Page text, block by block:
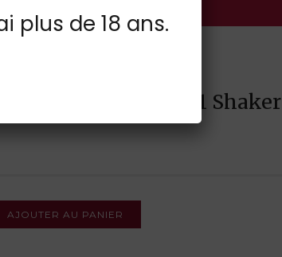
14.9° 50cl + 1 Shaker
AJOUTER AU PANIER
plus de 18 ans.